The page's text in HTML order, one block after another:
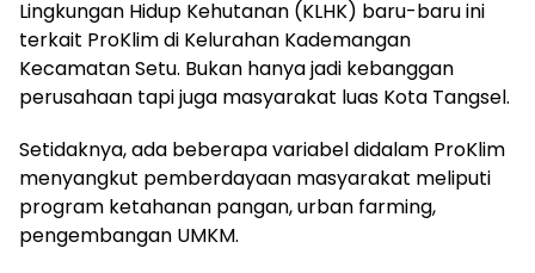
Lingkungan Hidup Kehutanan (KLHK) baru-baru ini
terkait ProKlim di Kelurahan Kademangan
Kecamatan Setu. Bukan hanya jadi kebanggan
perusahaan tapi juga masyarakat luas Kota Tangsel.
Setidaknya, ada beberapa variabel didalam ProKlim
menyangkut pemberdayaan masyarakat meliputi
program ketahanan pangan, urban farming,
pengembangan UMKM.